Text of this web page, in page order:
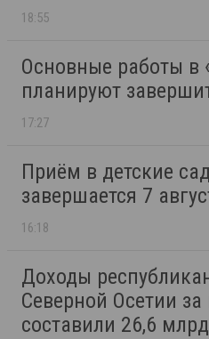
18:55
Основные работы в
планируют
17:27
Приём в детские
завершается 7
16:18
Доходы
Северной Осетии за
составили 26,6